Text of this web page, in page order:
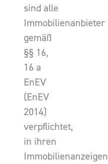
sind alle
Immobilienanbieter
gemäß
§§ 16,
16 a
EnEV
(EnEV
2014)
verpflichtet,
in ihren
Immobilienanzeigen